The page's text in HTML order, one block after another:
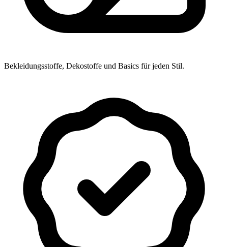
Bekleidungsstoffe, Dekostoffe und Basics für jeden Stil.